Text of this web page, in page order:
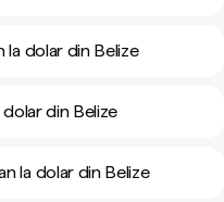
la dolar din Belize
din Belize
la dolar din Belize